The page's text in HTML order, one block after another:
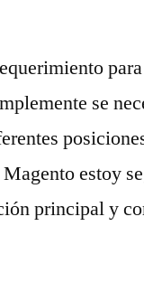
se
estoy
principal y